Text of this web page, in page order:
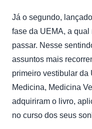
Já o segundo,
fase da UEMA, a
passar. Nesse
assuntos mais
primeiro vestibular da
Medicina, Medicina
adquiriram o livro,
no curso dos seus